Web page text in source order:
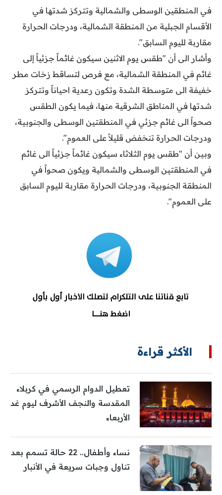
في المنطقين الوسطى والشمالية وتتركز شدتها في
الأقسام الجبلية من المنطقة الشمالية، ودرجات الحرارة
مقاربة لليوم السابق".
وأشار الى أن "طقس يوم الاثنين سيكون غائماً جزئياً إلى
غائم في المنطقة الشمالية، مع فرص لتساقط زخات مطر
خفيفة الى متوسطة الشدة وتكون رعدية احياناً وتتركز
شدتها في المناطق الشرقية منها، فيما يكون الطقس
صحواً الى غائم جزئي في المنطقتين الوسطى والجنوبية،
ودرجات الحرارة تنخفض قليلاً على العموم".
وبين أن "طقس يوم الثلاثاء سيكون غائماً جزئياً الى غائم
في المنطقتين الوسطى والشمالية ويكون صحواً في
المنطقة الجنوبية، ودرجات الحرارة مقاربة لليوم السابق
على العموم".
الأكثر قراءة
تعطيل الدوام الرسمي في كربلاء
المقدسة والنجف الأشرف ليوم غد
الأربعاء
نساء وأطفال.. 22 حالة تسمم بعد
تناول وجبات سريعة في الأنبار